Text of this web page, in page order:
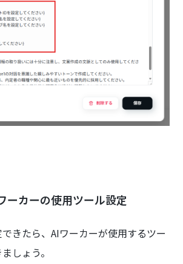
ーカーの使用ツール設定
きたら、AIワーカーが使用するツー
しょう。